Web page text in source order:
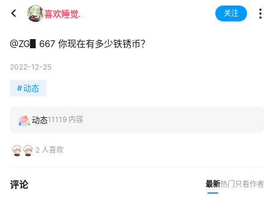
喜欢睡觉. 关注
@ZG▋667 你现在有多少铁锈币？
2022-12-25
#动态
动态11119 内容
2 人喜欢
评论 最新热门 只看作者